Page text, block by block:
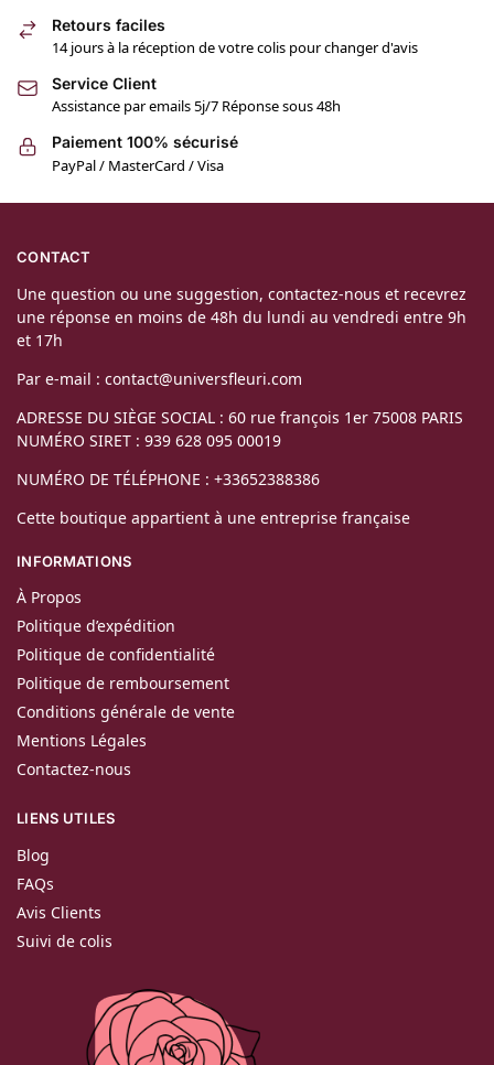
Retours faciles
14 jours à la réception de votre colis pour changer d'avis
Service Client
Assistance par emails 5j/7 Réponse sous 48h
Paiement 100% sécurisé
PayPal / MasterCard / Visa
CONTACT
Une question ou une suggestion, contactez-nous et recevrez
une réponse en moins de 48h du lundi au vendredi entre 9h
et 17h
Par e-mail : contact@universfleuri.com
ADRESSE DU SIÈGE SOCIAL : 60 rue françois 1er 75008 PARIS
NUMÉRO SIRET : 939 628 095 00019
NUMÉRO DE TÉLÉPHONE : +33652388386
Cette boutique appartient à une entreprise française
INFORMATIONS
À Propos
Politique d’expédition
Politique de confidentialité
Politique de remboursement
Conditions générale de vente
Mentions Légales
Contactez-nous
LIENS UTILES
Blog
FAQs
Avis Clients
Suivi de colis